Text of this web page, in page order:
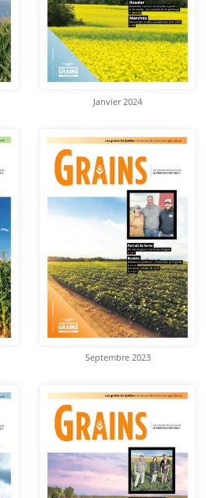
Janvier 2024
Septembre 2023